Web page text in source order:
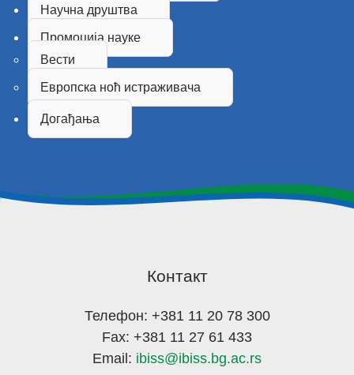
Научна друштва
Промоција науке
Вести
Европска ноћ истраживача
Догађања
Контакт
Телефон: +381 11 20 78 300
Fax: +381 11 27 61 433
Email: ibiss@ibiss.bg.ac.rs